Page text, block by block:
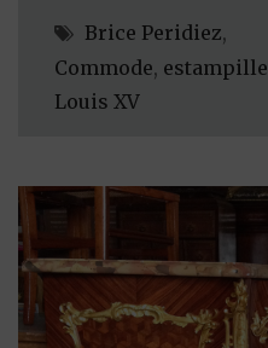
Brice Peridiez,
Commode, estampille
Louis XV